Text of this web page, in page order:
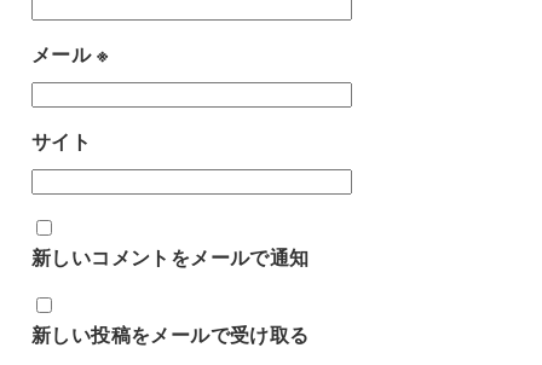
メール※
サイト
新しいコメントをメールで通知
新しい投稿をメールで受け取る